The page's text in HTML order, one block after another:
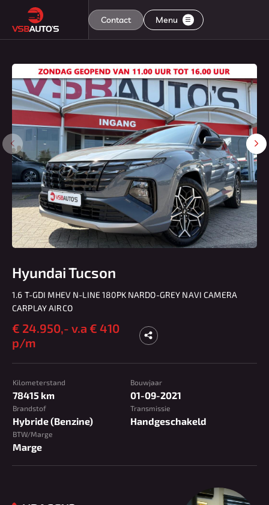
Contact Menu
Home
Aanbod
Diensten
Aflevering
Over ons
Contact
Hyundai Tucson
1.6 T-GDI MHEV N-LINE 180PK NARDO-GREY NAVI CAMERA
CARPLAY AIRCO
€ 24.950,- v.a € 410
p/m
Kilometerstand
78415 km
Bouwjaar
01-09-2021
Brandstof
Hybride (Benzine)
Transmissie
Handgeschakeld
BTW/Marge
Marge